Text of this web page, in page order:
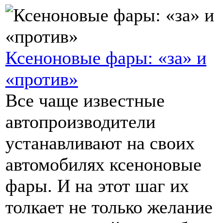
Ксеноновые фары: «за» и
«против»
Все чаще известные
автопроизводители
устанавливают на своих
автомобилях ксеноновые
фары. И на этот шаг их
толкает не только желание